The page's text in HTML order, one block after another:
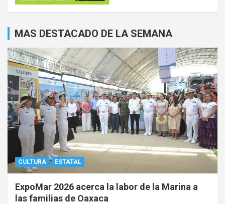
MAS DESTACADO DE LA SEMANA
CULTURA ESTATAL
ExpoMar 2026 acerca la labor de la Marina a
las familias de Oaxaca